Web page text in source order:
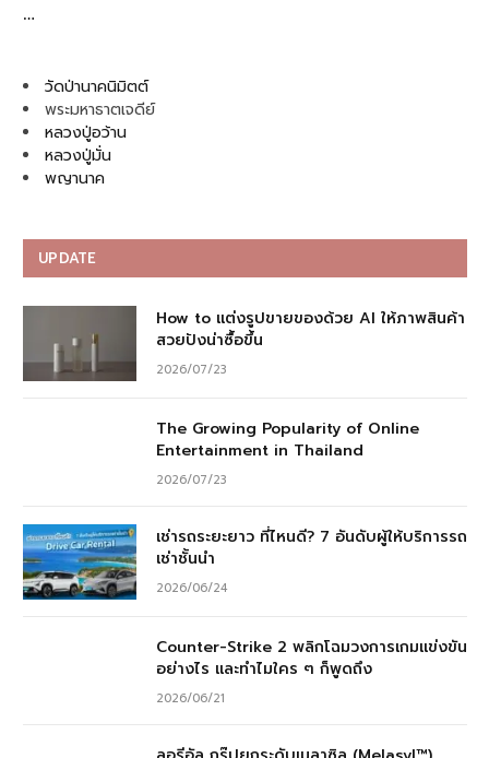
…
วัดป่านาคนิมิตต์
พระมหาธาตเจดีย์
หลวงปู่อว้าน
หลวงปู่มั่น
พญานาค
UPDATE
How to แต่งรูปขายของด้วย AI ให้ภาพสินค้า
สวยปังน่าซื้อขึ้น
2026/07/23
The Growing Popularity of Online
Entertainment in Thailand
2026/07/23
เช่ารถระยะยาว ที่ไหนดี? 7 อันดับผู้ให้บริการรถ
เช่าชั้นนำ
2026/06/24
Counter-Strike 2 พลิกโฉมวงการเกมแข่งขัน
อย่างไร และทำไมใคร ๆ ก็พูดถึง
2026/06/21